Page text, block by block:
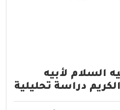
السلام لأبيه
دراسة تحليلية